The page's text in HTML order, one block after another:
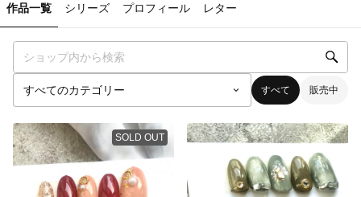
作品一覧 シリーズ プロフィール レター
すべて 販売中
SOLD OUT